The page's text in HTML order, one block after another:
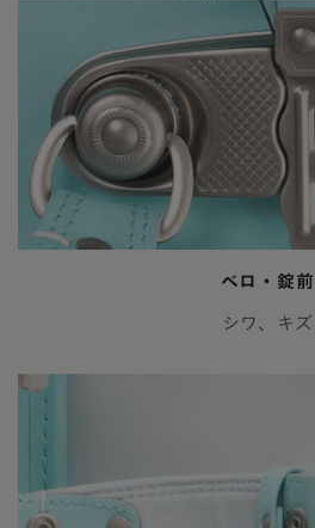
ベロ・錠前
シワ、キズ